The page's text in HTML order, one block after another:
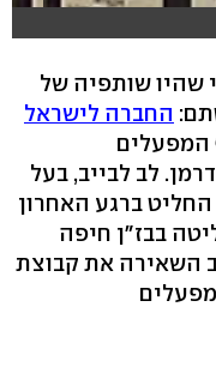
שהיו שותפיה של
החברה לישראל
המפעלים
לב לבייב, בעל
ברגע האחרון
בבז"ן חיפה
השאירה את קבוצת